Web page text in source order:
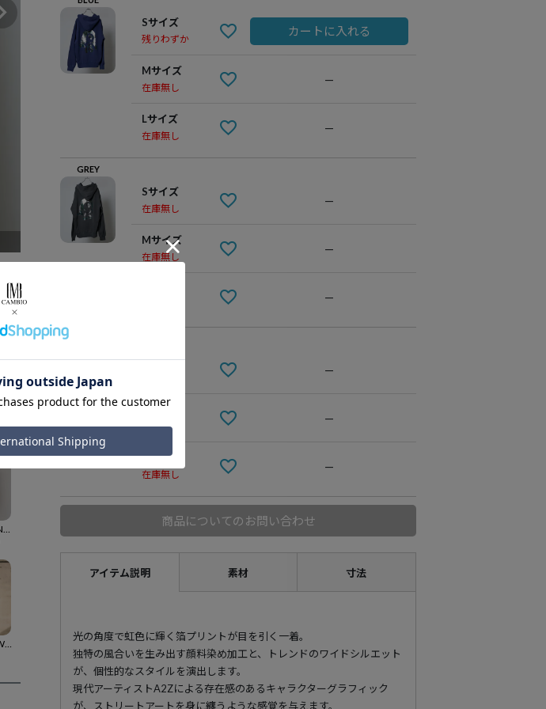
BLUE
Sサイズ
残りわずか
カートに入れる
Mサイズ
在庫無し
—
Lサイズ
在庫無し
—
GREY
Sサイズ
在庫無し
—
Mサイズ
在庫無し
—
—
Sサイズ
—
Mサイズ
在庫無し
—
Lサイズ
在庫無し
—
商品についてのお問い合わせ
アイテム説明 素材 寸法
光の角度で虹色に輝く箔プリントが目を引く一着。
独特の風合いを生み出す顔料染め加工と、トレンドのワイドシルエット
が、個性的なスタイルを演出します。
現代アーティストA2Zによる存在感のあるキャラクターグラフィック
が、ストリートアートを身に纏うような感覚を与えます。